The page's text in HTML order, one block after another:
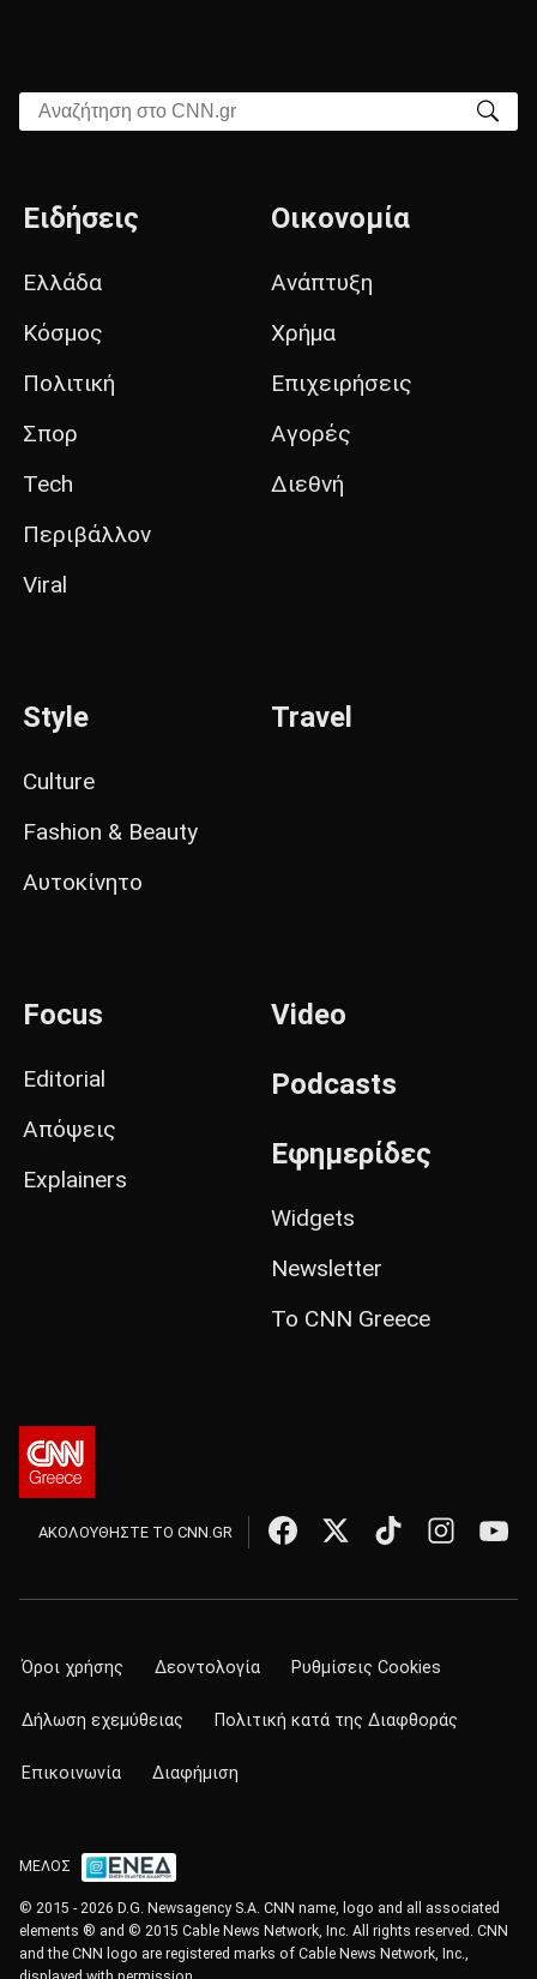
Αναζήτηση στο CNN.gr
Ειδήσεις
Ελλάδα
Κόσμος
Πολιτική
Σπορ
Tech
Περιβάλλον
Viral
Οικονομία
Ανάπτυξη
Χρήμα
Επιχειρήσεις
Αγορές
Διεθνή
Style
Culture
Fashion & Beauty
Αυτοκίνητο
Travel
Focus
Editorial
Απόψεις
Explainers
Video
Podcasts
Εφημερίδες
Widgets
Newsletter
Το CNN Greece
ΑΚΟΛΟΥΘΗΣΤΕ ΤΟ CNN.GR
Όροι χρήσης Δεοντολογία Ρυθμίσεις Cookies
Δήλωση εχεμύθειας Πολιτική κατά της Διαφθοράς
Επικοινωνία Διαφήμιση
ΜΕΛΟΣ
© 2015 - 2026 D.G. Newsagency S.A. CNN name, logo and all associated
elements ® and © 2015 Cable News Network, Inc. All rights reserved. CNN
and the CNN logo are registered marks of Cable News Network, Inc.,